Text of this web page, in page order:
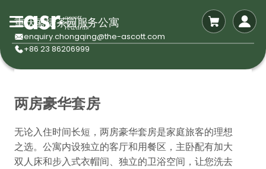
重庆盛捷茶园服务公寓
enquiry.chongqing@the-ascott.com
+86 23 86206999
两房豪华套房
无论入住时间长短，两房豪华套房是家庭旅客的理想
之选。公寓内设独立的客厅和用餐区，主卧配有加大
双人床和步入式衣帽间、独立的卫浴空间，让您洗去